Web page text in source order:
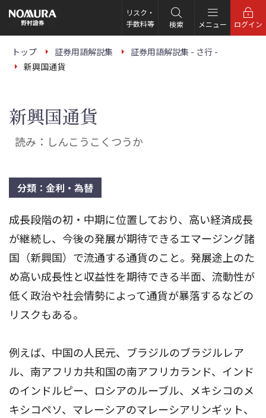
の
ー
リスク・
手数料等
検索 メニュー ログイン
トップ 証券用語解説集
証券用語解説集 - さ行 -
新興国通貨
新興国通貨
読み：しんこうこくつうか
分類：金利・為替
成長段階の初・中期に位置しており、高い経済成長
が継続し、今後の発展が期待できるエマージング諸
国（新興国）で流通する通貨のこと。発展途上のた
め高い成長性と収益性を期待できる半面、流動性が
低く政治や社会情勢によって通貨が暴落するなどの
リスクもある。
例えば、中国の人民元、ブラジルのブラジルレア
ル、南アフリカ共和国の南アフリカランド、インド
のインドルピー、ロシアのルーブル、メキシコのメ
キシコペソ、マレーシアのマレーシアリンギット、